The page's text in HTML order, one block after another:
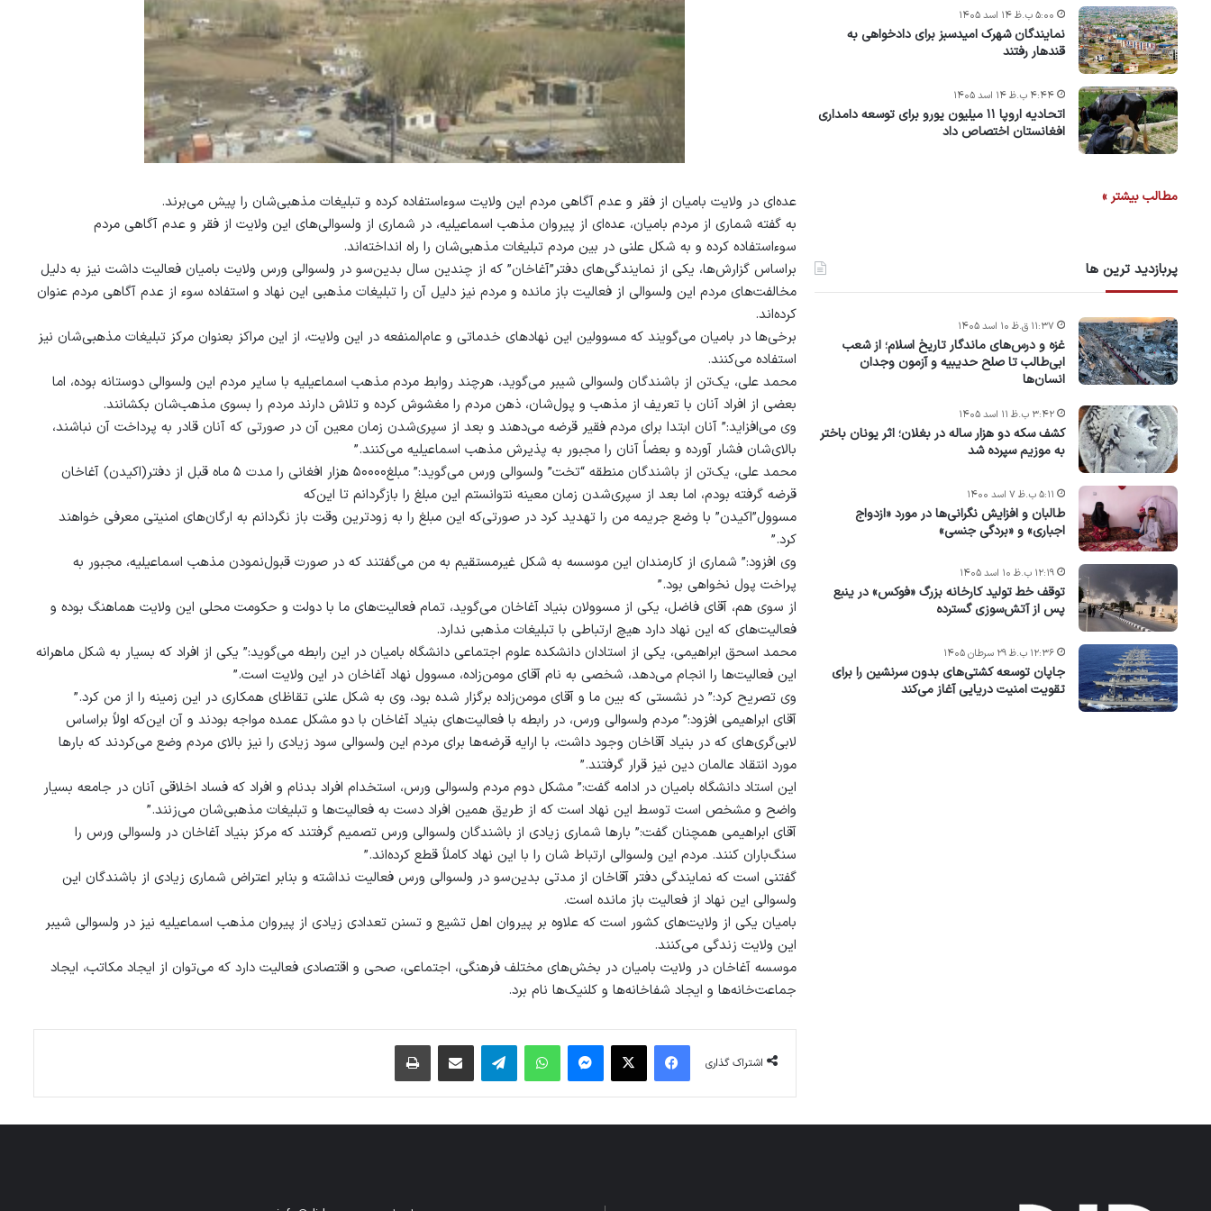
عده‌ای در ولایت بامیان از فقر و عدم آگاهی مردم این ولایت سوءاستفاده کرده و تبلیغات مذهبی‌شان را پیش می‌برند.
به گفته شماری از مردم بامیان، عده‌ای از پیروان مذهب اسماعیلیه، در شماری از ولسوالی‌های این ولایت از فقر و عدم آگاهی مردم
سوء‌استفاده کرده و به شکل علنی در بین مردم تبلیغات مذهبی‌شان را راه انداخته‌اند.
براساس گزارش‌ها، یکی از نمایندگی‌های دفتر”آغاخان” که از چندین سال بدین‌سو در ولسوالی ورس ولایت بامیان فعالیت داشت نیز به دلیل
مخالفت‌های مردم این ولسوالی از فعالیت باز مانده و مردم نیز دلیل آن را تبلیغات مذهبی این نهاد و استفاده سوء از عدم آگاهی مردم عنوان
کرده‌اند.
برخی‌ها در بامیان می‌گویند که مسوولین این نهادهای خدماتی و عام‌المنفعه در این ولایت، از این مراکز بعنوان مرکز تبلیغات مذهبی‌شان نیز
استفاده می‌کنند.
محمد علی، یک‌تن از باشندگان ولسوالی شیبر می‌گوید، هرچند روابط مردم مذهب اسماعیلیه با سایر مردم این ولسوالی دوستانه بوده، اما
بعضی از افراد آنان با تعریف از مذهب و پول‌شان، ذهن مردم را مغشوش کرده و تلاش دارند مردم را بسوی مذهب‌شان بکشانند.
وی می‌افزاید:” آنان ابتدا برای مردم فقیر قرضه می‌دهند و بعد از سپری‌شدن زمان معین آن در صورتی که آنان قادر به پرداخت آن نباشند،
بالای‌شان فشار آورده و بعضاً آنان را مجبور به پذیرش مذهب اسماعیلیه می‌کنند.”
محمد علی، یک‌تن از باشندگا‌ن منطقه “تخت” ولسوالی ورس می‌گوید:” مبلغ۵۰۰۰۰ هزار افغانی را مدت ۵ ماه قبل از دفتر(اکیدن) آغاخان
قرضه گرفته بودم، اما بعد از سپری‌شدن زمان معینه نتوانستم این مبلغ را بازگردانم تا این‌که
مسوول”اکیدن” با وضع جریمه من را تهدید کرد در صورتی‌که این مبلغ را به زودترین وقت باز نگردانم به ارگان‌های امنیتی معرفی خواهند
کرد.”
وی افزود:” شماری از کارمندان این موسسه به شکل غیرمستقیم به من می‌گفتند که در صورت قبول‌نمودن مذهب اسماعیلیه، مجبور به
پراخت پول نخواهی بود.”
از سوی هم، آقای فاضل، یکی از مسوولان بنیاد آغاخان می‌گوید، تمام فعالیت‌های ما با دولت و حکومت محلی این ولایت هماهنگ بوده و
فعالیت‌های که این نهاد دارد هیچ ارتباطی با تبلیغات مذهبی ندارد.
محمد اسحق ابراهیمی، یکی از استادان دانشکده علوم اجتماعی دانشگاه بامیان در این رابطه می‌گوید:” یکی از افراد که بسیار به شکل ماهرانه
این فعالیت‌ها را انجام می‌دهد، شخصی به نام آقای مومن‌زاده، مسوول نهاد آغاخان در این ولایت است.”
وی تصریح کرد:” در نشستی که بین ما و آقای مومن‌زاده برگزار شده بود، وی به شکل علنی تقاظای همکاری در این زمینه را از من کرد.”
آقای ابراهیمی افزود:” مردم ولسوالی ورس، در رابطه با فعالیت‌های بنیاد آغاخان با دو مشکل عمده مواجه بودند و آن این‌که اولاً براساس
لابی‌گری‌های که در بنیاد آقاخان وجود داشت، با ارایه قرضه‌ها برای مردم این ولسوالی سود زیادی را نیز بالای مردم وضع می‌کردند که بارها
مورد انتقاد عالمان دین نیز قرار گرفتند.”
این استاد دانشگاه بامیان در ادامه گفت:” مشکل دوم مردم ولسوالی ورس، استخدام افراد بدنام و افراد که فساد اخلاقی آنان در جامعه بسیار
واضح و مشخص است توسط این نهاد است که از طریق همین افراد دست به فعالیت‌ها و تبلیغات مذهبی‌شان می‌زنند.”
آقای ابراهیمی همچنان گفت:” بارها شماری زیادی از باشندگان ولسوالی ورس تصمیم گرفتند که مرکز بنیاد آغاخان در ولسوالی ورس را
سنگ‌باران کنند. مردم این ولسوالی ارتباط شان را با این نهاد کاملاً قطع کرده‌اند.”
گفتنی است که نمایندگی دفتر آقاخان از مدتی بدین‌سو در ولسوالی ورس فعالیت نداشته و بنابر اعتراض شماری زیادی از باشندگان این
ولسوالی این نهاد از فعالیت باز مانده است.
بامیان یکی از ولایت‌های کشور است که علاوه بر پیروان اهل تشیع و تسنن تعدادی زیادی از پیروان مذهب اسماعیلیه نیز در ولسوالی شیبر
این ولایت زندگی می‌کنند.
موسسه آغاخان در ولایت بامیان در بخش‌های مختلف فرهنگی، اجتماعی، صحی و اقتصادی فعالیت دارد که می‌توان از ایجاد مکاتب، ایجاد
جماعت‌خانه‌ها و ایجاد شفاخانه‌ها و کلنیک‌ها نام برد.
اشتراک گذاری
فیس بوک X پیام رسان واتس آپ تلگرام اشتراک گذاری از طریق ایمیل
نمایندگان شهرک امید‌سبز برای دادخواهی به
قندهار رفتند
۵:۰۰ ب.ظ ۱۴ اسد ۱۴۰۵
اتحادیه اروپا ۱۱ میلیون یورو برای توسعه دامداری
افغانستان اختصاص داد
۴:۴۴ ب.ظ ۱۴ اسد ۱۴۰۵
مطالب بیشتر »
پربازدید ترین ها
غزه و درس‌های ماندگار تاریخ اسلام؛ از شعب
ابی‌طالب تا صلح حدیبیه و آزمون وجدان
انسان‌ها
۱۱:۳۷ ق.ظ ۱۰ اسد ۱۴۰۵
کشف سکه دو هزار ساله در بغلان؛ اثر یونان باختر
به موزیم سپرده شد
۳:۴۲ ب.ظ ۱۱ اسد ۱۴۰۵
طالبان و افزایش نگرانی‌ها در مورد «ازدواج
اجباری» و «بردگی جنسی»
۵:۱۱ ب.ظ ۷ اسد ۱۴۰۰
توقف خط تولید کارخانه بزرگ «فوکس» در ینبع
پس از آتش‌سوزی گسترده
۱۲:۱۹ ب.ظ ۱۰ اسد ۱۴۰۵
جاپان توسعه کشتی‌های بدون سرنشین را برای
تقویت امنیت دریایی آغاز می‌کند
۱۲:۳۶ ب.ظ ۲۹ سرطان ۱۴۰۵